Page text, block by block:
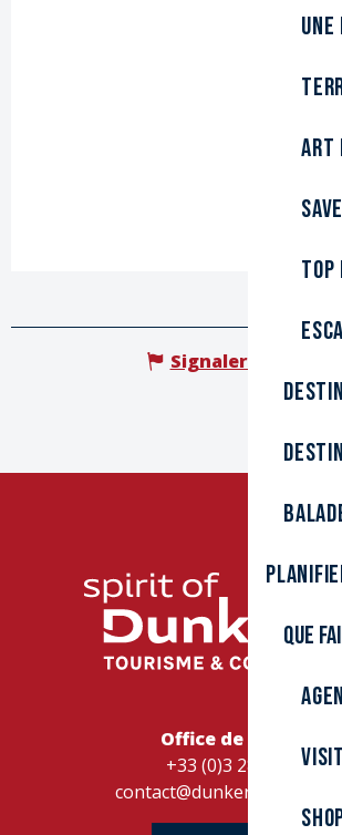
Art
Que
Signaler une erreur
Office de Tourisme
+33 (0)3 28 26 27 28
contact@dunkerque-